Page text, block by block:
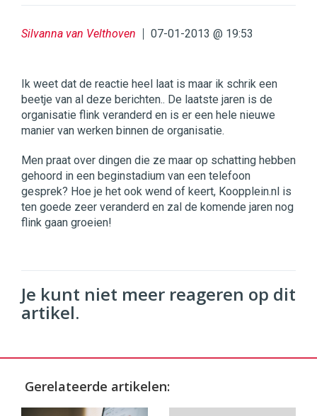
Silvanna van Velthoven 07-01-2013 @ 19:53
Ik weet dat de reactie heel laat is maar ik schrik een
beetje van al deze berichten.. De laatste jaren is de
organisatie flink veranderd en is er een hele nieuwe
manier van werken binnen de organisatie.
Men praat over dingen die ze maar op schatting hebben
gehoord in een beginstadium van een telefoon
gesprek? Hoe je het ook wend of keert, Koopplein.nl is
ten goede zeer veranderd en zal de komende jaren nog
flink gaan groeien!
Je kunt niet meer reageren op dit
artikel.
Gerelateerde artikelen: